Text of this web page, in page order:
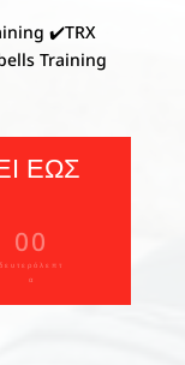
✔️TRX
Training
ΕΩΣ
00
δευτερόλεπτ
α